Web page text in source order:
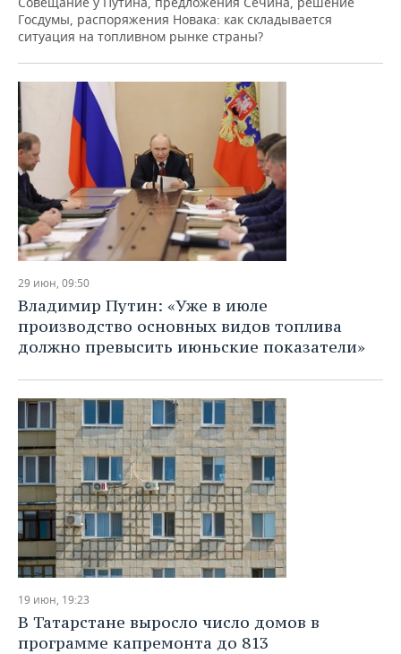
Госдумы, распоряжения Новака: как складывается
ситуация на топливном рынке страны?
29 июн, 09:50
Владимир Путин: «Уже в июле
производство основных видов топлива
должно превысить июньские показатели»
19 июн, 19:23
В Татарстане выросло число домов в
программе капремонта до 813